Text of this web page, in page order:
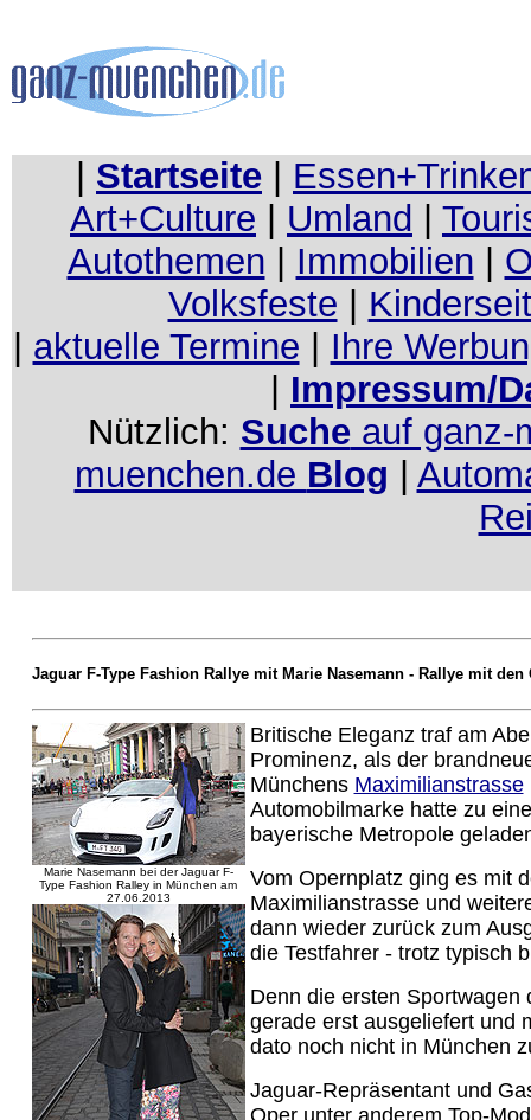
Startseite
Art+Culture
Umland
Autothemen
Immobilien
Volksfeste
aktuelle Termine
Ihre
Impressum/
Nützlich: Sucheauf ganz-
muenchen.de Blog
Jaguar F-Type Fashion Rallye mit Marie Nasemann - Rallye mit
Marie Nasemann bei der Jaguar F-
Type Fashion Ralley in München am
27.06.2013
Britische Eleganz traf am
Prominenz, als der
Münchens Maximilianstrasse
Automobilmarke hatte zu
bayerische Metropole
Vom Opernplatz ging es mit
Maximilianstrasse und
dann wieder zurück zum
die Testfahrer - trotz typisch
Denn die ersten Sportwagen
gerade erst ausgeliefert und
dato noch nicht in München
Jaguar-Repräsentant und
Oper unter anderem Top-